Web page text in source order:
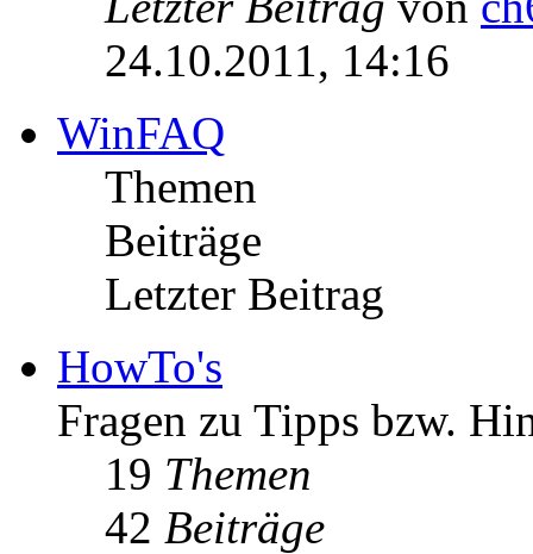
24.10.2011, 14:16
WinFAQ
Themen
Beiträge
Letzter Beitrag
HowTo's
Fragen zu Tipps bzw.
19 Themen
42 Beiträge